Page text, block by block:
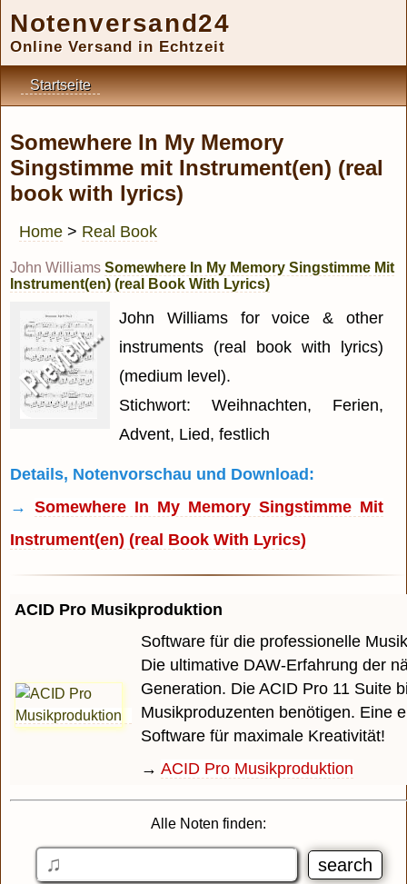
Notenversand24
Online Versand in Echtzeit
Startseite
Somewhere In My Memory
Singstimme mit Instrument(en) (real
book with lyrics)
Home > Real Book
John Williams Somewhere In My Memory Singstimme Mit
Instrument(en) (real Book With Lyrics)
John Williams for voice & other
instruments (real book with lyrics)
(medium level).
Stichwort: Weihnachten, Ferien,
Advent, Lied, festlich
Details, Notenvorschau und Download:
→ Somewhere In My Memory Singstimme Mit
Instrument(en) (real Book With Lyrics)
ACID Pro Musikproduktion
Software für die professionelle
Die ultimative DAW-Erfahrung der
Generation. Die ACID Pro 11 Suite
Musikproduzenten benötigen. Eine
Software für maximale Kreativität!
→ ACID Pro Musikproduktion
Alle Noten finden: